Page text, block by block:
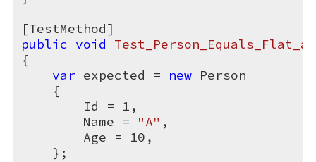
public
void
{
var expected = new Person
    {
        Id =
1 ,
        Name =
"A" ,
        Age =
10 ,
    };